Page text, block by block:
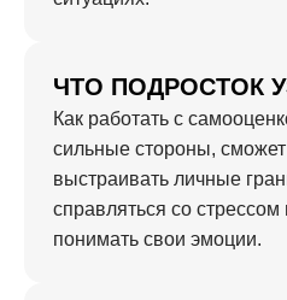
ЧТО ПОДРОСТОК
Как работать с
сильные стороны, сможет
выстраивать личные
справляться со
понимать свои эмоции.